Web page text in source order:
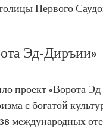
Первого
Эд-Диръии»
проект «Ворота
с богатой
международных